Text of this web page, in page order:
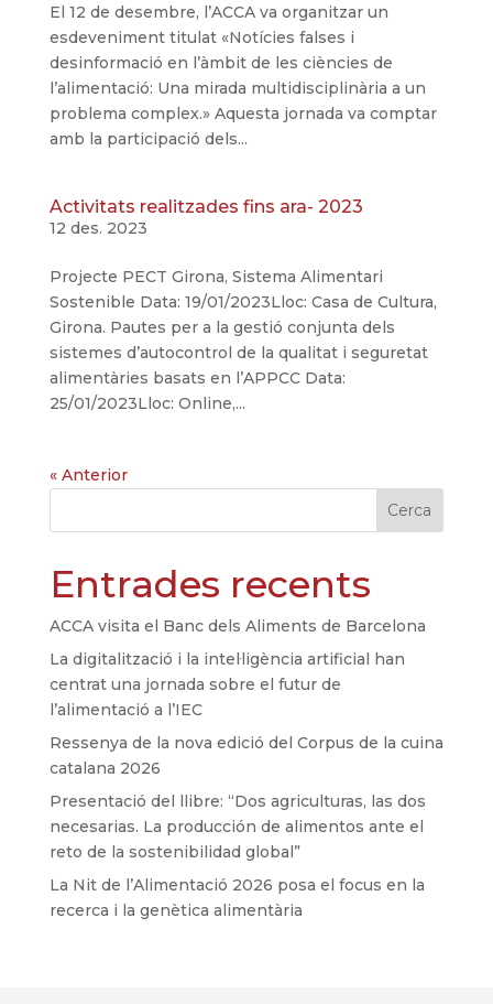
El 12 de desembre, l’ACCA va organitzar un
esdeveniment titulat «Notícies falses i
desinformació en l’àmbit de les ciències de
l’alimentació: Una mirada multidisciplinària a un
problema complex.» Aquesta jornada va comptar
amb la participació dels...
Activitats realitzades fins ara- 2023
12 des. 2023
Projecte PECT Girona, Sistema Alimentari
Sostenible Data: 19/01/2023Lloc: Casa de Cultura,
Girona. Pautes per a la gestió conjunta dels
sistemes d’autocontrol de la qualitat i seguretat
alimentàries basats en l’APPCC Data:
25/01/2023Lloc: Online,...
« Anterior
Cerca
Entrades recents
ACCA visita el Banc dels Aliments de Barcelona
La digitalització i la intel·ligència artificial han
centrat una jornada sobre el futur de
l’alimentació a l’IEC
Ressenya de la nova edició del Corpus de la cuina
catalana 2026
Presentació del llibre: “Dos agriculturas, las dos
necesarias. La producción de alimentos ante el
reto de la sostenibilidad global”
La Nit de l’Alimentació 2026 posa el focus en la
recerca i la genètica alimentària